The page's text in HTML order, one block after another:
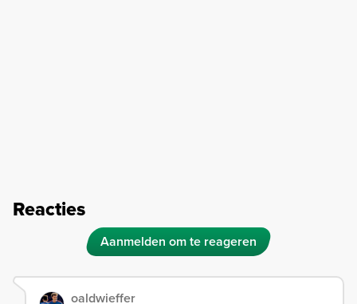
Reacties
Aanmelden om te reageren
oaldwieffer